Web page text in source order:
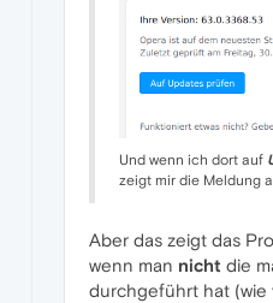
Und wenn ich dort auf
zeigt mir die Meldung
Aber das zeigt das
wenn man nicht die
durchgeführt hat (wie